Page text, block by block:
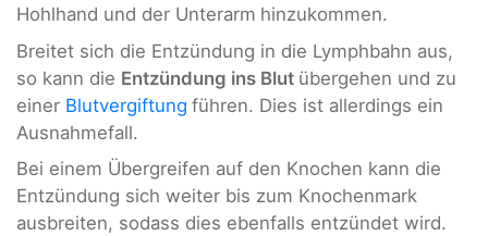
Hohlhand und der Unterarm hinzukommen.
Breitet sich die Entzündung in die Lymphbahn aus,
so kann die Entzündung ins Blut übergehen und zu
einer Blutvergiftung führen. Dies ist allerdings ein
Ausnahmefall.
Bei einem Übergreifen auf den Knochen kann die
Entzündung sich weiter bis zum Knochenmark
ausbreiten, sodass dies ebenfalls entzündet wird.